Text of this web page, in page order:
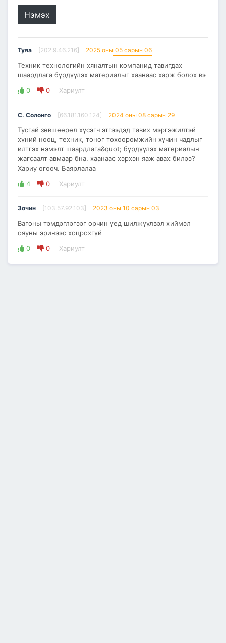
Нэмэх
Туяа [202.9.46.216] 2025 оны 05 сарын 06
Техник технологийн хяналтын компанид тавигдах
шаардлага бүрдүүлэх материалыг хаанаас харж болох вэ
0
0 Хариулт
С. Солонго [66.181.160.124] 2024 оны 08 сарын 29
Тусгай зөвшөөрөл хүсэгч этгээдэд тавих мэргэжилтэй
хүний нөөц, техник, тоног төхөөрөмжийн хүчин чадлыг
илтгэх нэмэлт шаардлага&quot; бүрдүүлэх материалын
жагсаалт авмаар бна. хаанаас хэрхэн яаж авах билээ?
Хариу өгөөч. Баярлалаа
4
0 Хариулт
Зочин [103.57.92.103] 2023 оны 10 сарын 03
Вагоны тэмдэглэгээг орчин үeд шилжүүлвэл хиймэл
ояуны эринээс хоцрохгүй
0
0 Хариулт